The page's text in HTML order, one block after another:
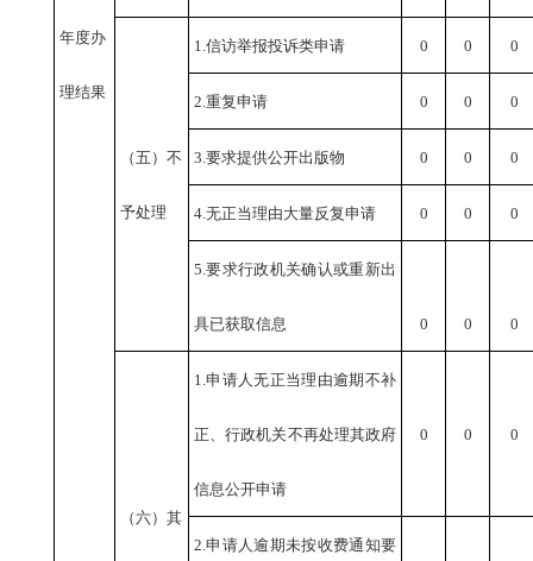
年度办
理结果
（五）不
予处理
1.信访举报投诉类申请 0 0 0
2.重复申请 0 0 0
3.要求提供公开出版物 0 0 0
4.无正当理由大量反复申请 0 0 0
5.要求行政机关确认或重新出
具已获取信息 0 0 0
（六）其
1.申请人无正当理由逾期不补
正、行政机关不再处理其政府
信息公开申请
0 0 0
2.申请人逾期未按收费通知要